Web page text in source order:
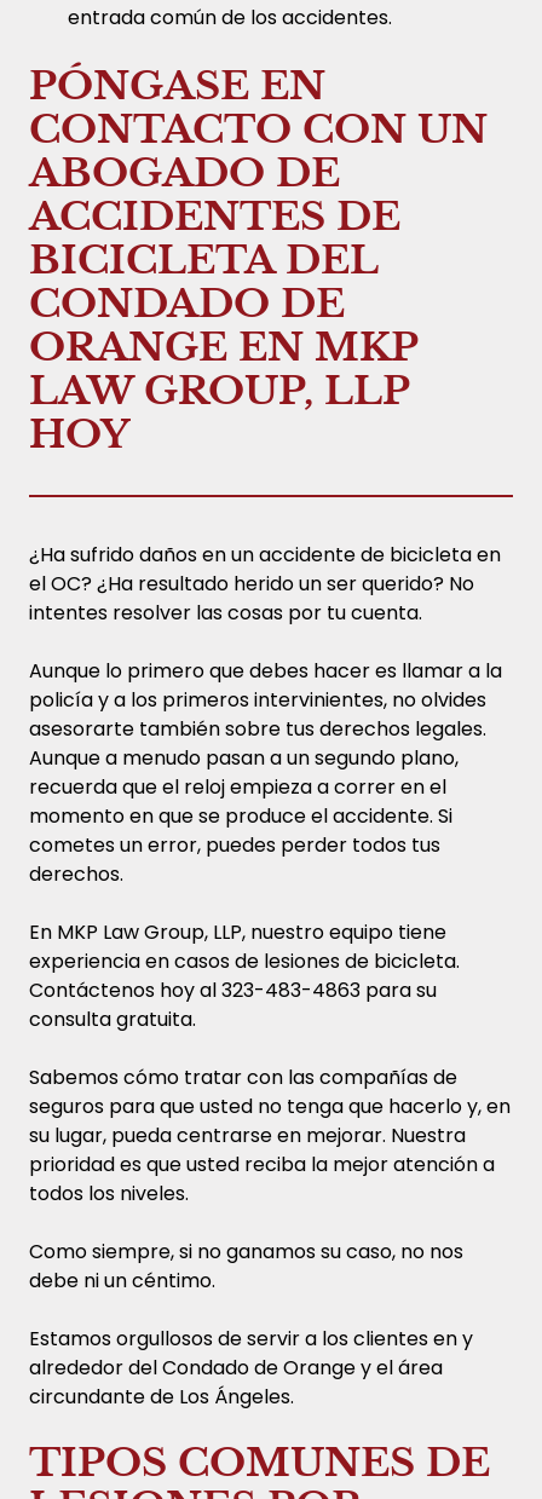
entrada común de los accidentes.
PÓNGASE EN
CONTACTO CON UN
ABOGADO DE
ACCIDENTES DE
BICICLETA DEL
CONDADO DE
ORANGE EN MKP
LAW GROUP, LLP
HOY
¿Ha sufrido daños en un accidente de bicicleta en
el OC? ¿Ha resultado herido un ser querido? No
intentes resolver las cosas por tu cuenta.
Aunque lo primero que debes hacer es llamar a la
policía y a los primeros intervinientes, no olvides
asesorarte también sobre tus derechos legales.
Aunque a menudo pasan a un segundo plano,
recuerda que el reloj empieza a correr en el
momento en que se produce el accidente. Si
cometes un error, puedes perder todos tus
derechos.
En MKP Law Group, LLP, nuestro equipo tiene
experiencia en casos de lesiones de bicicleta.
Contáctenos hoy al 323-483-4863 para su
consulta gratuita.
Sabemos cómo tratar con las compañías de
seguros para que usted no tenga que hacerlo y, en
su lugar, pueda centrarse en mejorar. Nuestra
prioridad es que usted reciba la mejor atención a
todos los niveles.
Como siempre, si no ganamos su caso, no nos
debe ni un céntimo.
Estamos orgullosos de servir a los clientes en y
alrededor del Condado de Orange y el área
circundante de Los Ángeles.
TIPOS COMUNES DE